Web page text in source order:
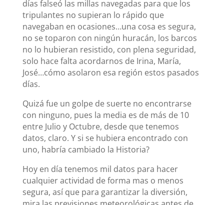
días falseó las millas navegadas para que los
tripulantes no supieran lo rápido que
navegaban en ocasiones…una cosa es segura,
no se toparon con ningún huracán, los barcos
no lo hubieran resistido, con plena seguridad,
solo hace falta acordarnos de Irina, María,
José…cómo asolaron esa región estos pasados
días.
Quizá fue un golpe de suerte no encontrarse
con ninguno, pues la media es de más de 10
entre Julio y Octubre, desde que tenemos
datos, claro. Y si se hubiera encontrado con
uno, habría cambiado la Historia?
Hoy en día tenemos mil datos para hacer
cualquier actividad de forma mas o menos
segura, así que para garantizar la diversión,